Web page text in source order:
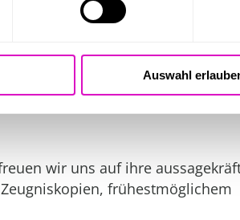
Auswahl
mit flachen Hierarchien
an Mehrachsigen
kollegialen und
wir uns auf ihre
frühestmöglichem